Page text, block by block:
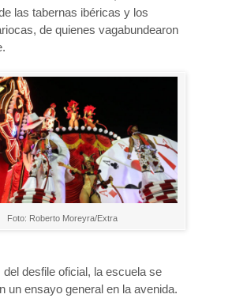
las tabernas ibéricas y los
de quienes vagabundearon
Foto: Roberto Moreyra/Extra
desfile oficial, la escuela se
un ensayo general en la avenida.